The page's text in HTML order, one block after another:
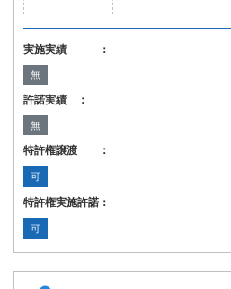
実施実績 ：
無
許諾実績 ：
無
特許権譲渡 ：
可
特許権実施許諾：
可